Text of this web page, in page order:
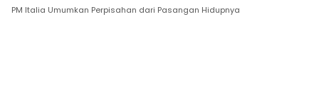
PM Italia Umumkan Perpisahan dari Pasangan Hidupnya